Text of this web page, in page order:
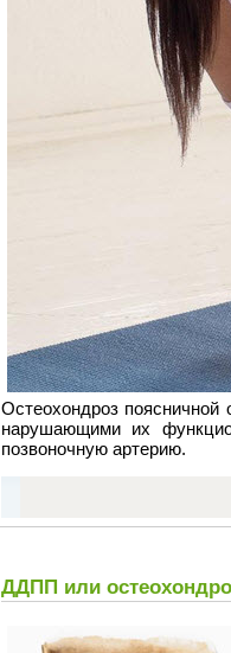
Остеохондроз
нарушающими их
позвоночную артерию.
ДДПП или